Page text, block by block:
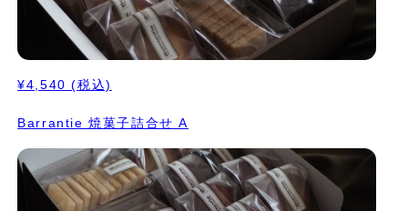
¥4,540 (税込)
Barrantie 焼菓子詰合せ A